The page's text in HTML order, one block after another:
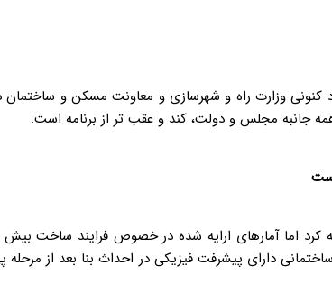
وزارت راه و شهرسازی و معاونت مسکن و ساختمان
جانبه مجلس و دولت، کند و عقب تر از برنامه است.
کرد اما آمارهای ارایه شده در خصوص فرایند ساخت بیش
دارای پیشرفت فیزیکی در احداث بنا بعد از مرحله